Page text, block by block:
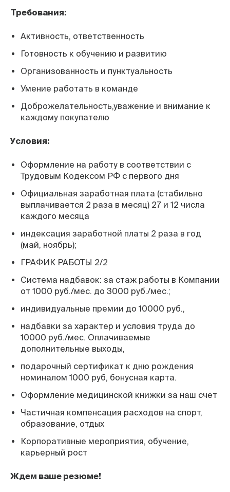
Требования:
Активность, ответственность
Готовность к обучению и развитию
Организованность и пунктуальность
Умение работать в команде
Доброжелательность,уважение и внимание к
каждому покупателю
Условия:
Оформление на работу в соответствии с
Трудовым Кодексом РФ с первого дня
Официальная заработная плата (стабильно
выплачивается 2 раза в месяц) 27 и 12 числа
каждого месяца
индексация заработной платы 2 раза в год
(май, ноябрь);
ГРАФИК РАБОТЫ 2/2
Система надбавок: за стаж работы в Компании
от 1000 руб./мес. до 3000 руб./мес.;
индивидуальные премии до 10000 руб.,
надбавки за характер и условия труда до
10000 руб./мес. Оплачиваемые
дополнительные выходы,
подарочный сертификат к дню рождения
номиналом 1000 руб, бонусная карта.
Оформление медицинской книжки за наш счет
Частичная компенсация расходов на спорт,
образование, отдых
Корпоративные мероприятия, обучение,
карьерный рост
Ждем ваше резюме!